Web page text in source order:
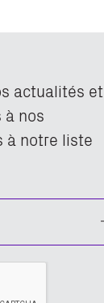
actualités et
nos
à notre liste